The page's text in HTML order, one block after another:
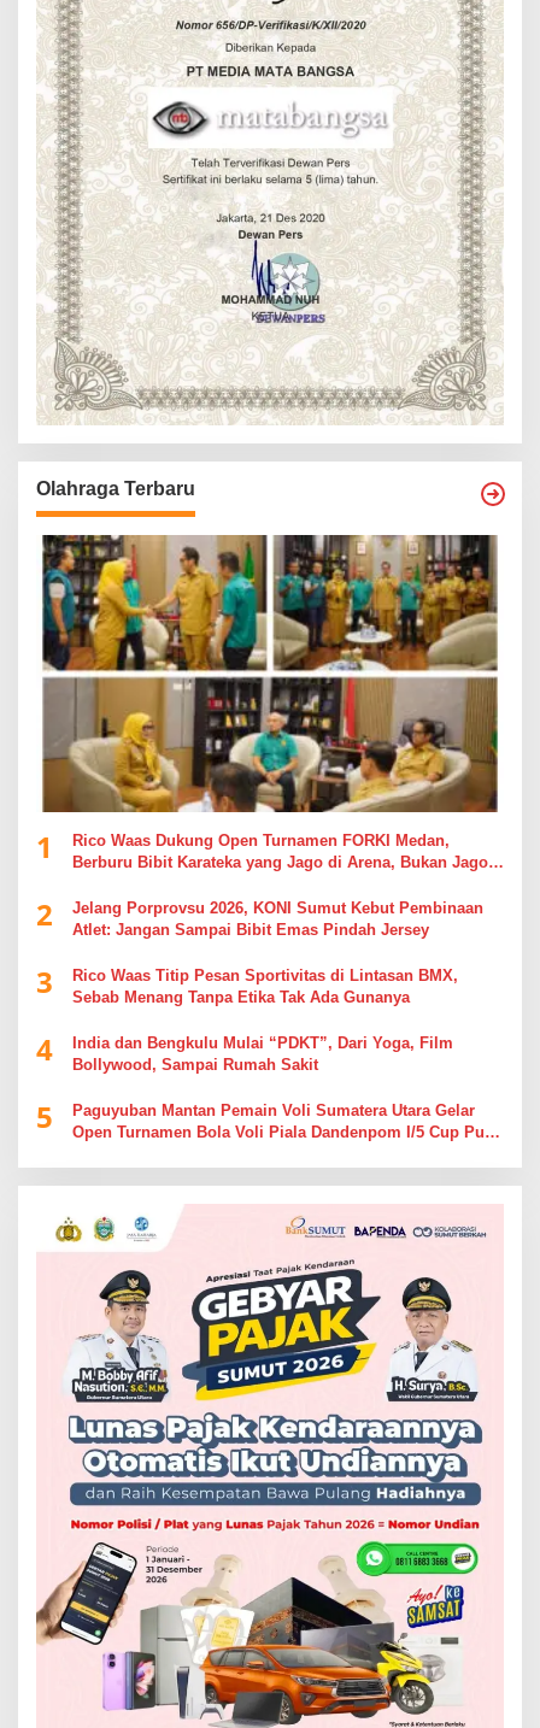
Olahraga Terbaru
1
Rico Waas Dukung Open Turnamen FORKI Medan,
Berburu Bibit Karateka yang Jago di Arena, Bukan Jago
2
Jelang Porprovsu 2026, KONI Sumut Kebut Pembinaan
Atlet: Jangan Sampai Bibit Emas Pindah Jersey
3
Rico Waas Titip Pesan Sportivitas di Lintasan BMX,
Sebab Menang Tanpa Etika Tak Ada Gunanya
4
India dan Bengkulu Mulai “PDKT”, Dari Yoga, Film
Bollywood, Sampai Rumah Sakit
5
Paguyuban Mantan Pemain Voli Sumatera Utara Gelar
Open Turnamen Bola Voli Piala Dandenpom I/5 Cup Putra